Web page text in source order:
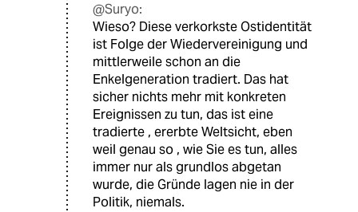
@Suryo:
Wieso? Diese verkorkste Ostidentität
ist Folge der Wiedervereinigung und
mittlerweile schon an die
Enkelgeneration tradiert. Das hat
sicher nichts mehr mit konkreten
Ereignissen zu tun, das ist eine
tradierte , ererbte Weltsicht, eben
weil genau so , wie Sie es tun, alles
immer nur als grundlos abgetan
wurde, die Gründe lagen nie in der
Politik, niemals.